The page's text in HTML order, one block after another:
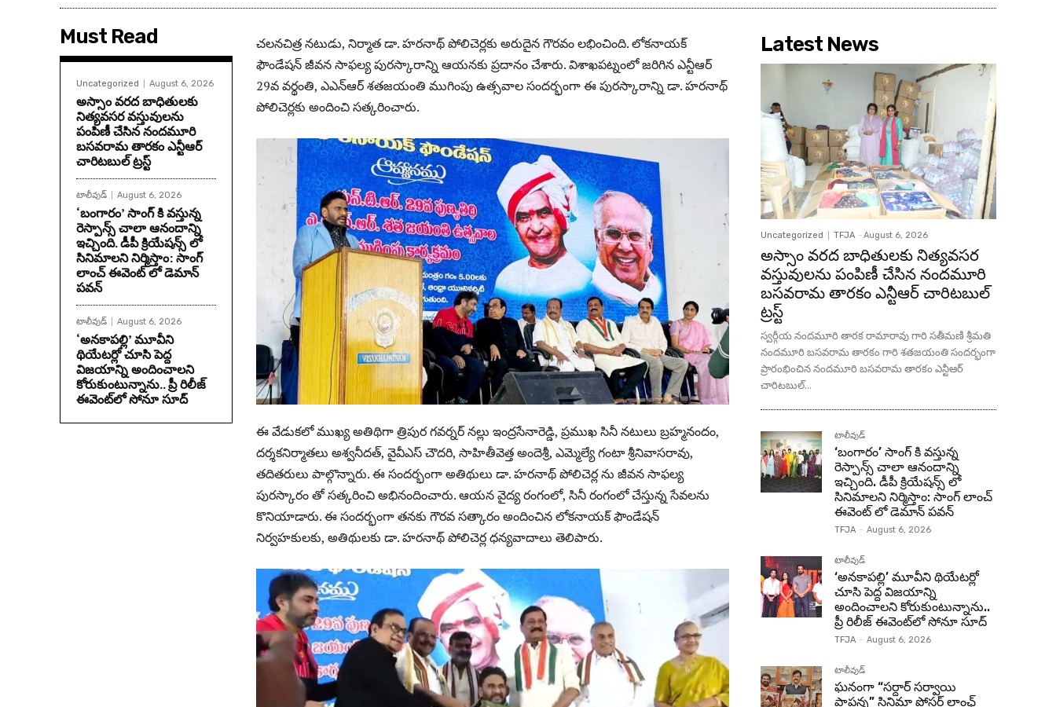
Must Read
Uncategorized August 6, 2026
అస్సాం వరద బాధితులకు
నిత్యవసర వస్తువులను
పంపిణీ చేసిన నందమూరి
బసవరామ తారకం ఎన్టీఆర్
చారిటబుల్ ట్రస్ట్
టాలీవుడ్ August 6, 2026
‘బంగారం’ సాంగ్ కి వస్తున్న
రెస్పాన్స్ చాలా ఆనందాన్ని
ఇచ్చింది. డీపీ క్రియేషన్స్ లో
సినిమాలని నిర్మిస్తాం: సాంగ్
లాంచ్ ఈవెంట్ లో డెమాన్
పవన్
టాలీవుడ్ August 6, 2026
‘అనకాపల్లి’ మూవీని
థియేటర్లో చూసి పెద్ద
విజయాన్ని అందించాలని
కోరుకుంటున్నాను.. ప్రీ రిలీజ్
ఈవెంట్‌లో సోనూ సూద్
చలనచిత్ర నటుడు, నిర్మాత డా. హరనాథ్ పోలిచెర్లకు అరుదైన గౌర‌వం ల‌భించింది. లోకనాయక్
ఫౌండేషన్ జీవన సాఫల్య పురస్కారాన్ని ఆయ‌న‌కు ప్రదానం చేశారు. విశాఖపట్నంలో జ‌రిగిన‌ ఎన్టీఆర్
29వ వర్థంతి, ఎఎన్ఆర్ శతజయంతి ముగింపు ఉత్సవాల సందర్భంగా ఈ పురస్కారాన్ని డా. హరనాథ్
పోలిచెర్లకు అందించి స‌త్క‌రించారు.
ఈ వేడుకలో ముఖ్య అతిథిగా త్రిపుర గ‌వర్న‌ర్ నల్లు ఇంద్రసేనారెడ్డి, ప్ర‌ముఖ సినీ న‌టులు బ్ర‌హ్మ‌నందం,
ద‌ర్శక‌నిర్మాత‌లు అశ్వనీద‌త్‌, వైవీఎస్ చౌద‌రి, సాహితీవెత్త అందెశ్రీ, ఎమ్మెల్యే గంటా శ్రీనివాసరావు,
త‌దిత‌రులు పాల్గొన్నారు. ఈ సంద‌ర్భంగా అతిథులు డా. హరనాథ్ పోలిచెర్ల ను జీవన సాఫల్య
పురస్కారం తో సత్కరించి అభినందించారు. ఆయ‌న వైద్య రంగంలో, సినీ రంగంలో చేస్తున్న సేవ‌ల‌ను
కొనియాడారు. ఈ సంద‌ర్భంగా త‌న‌కు గౌర‌వ స‌త్కారం అందించిన‌ లోకనాయక్ ఫౌండేషన్
నిర్వ‌హ‌కుల‌కు, అతిథుల‌కు డా. హరనాథ్ పోలిచెర్ల ధ‌న్య‌వాదాలు తెలిపారు.
Latest News
Uncategorized TFJA - August 6, 2026
అస్సాం వరద బాధితులకు నిత్యవసర
వస్తువులను పంపిణీ చేసిన నందమూరి
బసవరామ తారకం ఎన్టీఆర్ చారిటబుల్
ట్రస్ట్
స్వర్గీయ నందమూరి తారక రామారావు గారి సతీమణి శ్రీమతి
నందమూరి బసవరామ తారకం గారి శతజయంతి సందర్భంగా
ప్రారంభించిన నందమూరి బసవరామ తారకం ఎన్టీఆర్
చారిటబుల్...
టాలీవుడ్
‘బంగారం’ సాంగ్ కి వస్తున్న
రెస్పాన్స్ చాలా ఆనందాన్ని
ఇచ్చింది. డీపీ క్రియేషన్స్ లో
సినిమాలని నిర్మిస్తాం: సాంగ్ లాంచ్
ఈవెంట్ లో డెమాన్ పవన్
TFJA - August 6, 2026
టాలీవుడ్
‘అనకాపల్లి’ మూవీని థియేటర్లో
చూసి పెద్ద విజయాన్ని
అందించాలని కోరుకుంటున్నాను..
ప్రీ రిలీజ్ ఈవెంట్‌లో సోనూ సూద్
TFJA - August 6, 2026
టాలీవుడ్
ఘనంగా “సర్దార్ సర్వాయి
పాపన్న” సినిమా పోస్టర్ లాంఛ్